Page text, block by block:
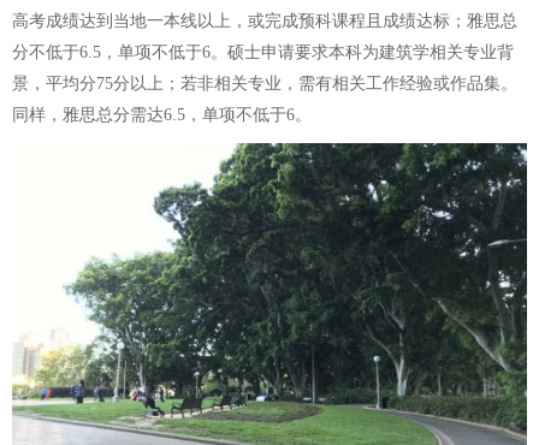
高考成绩达到当地一本线以上，或完成预科课程且成绩达标；雅思总
分不低于6.5，单项不低于6。硕士申请要求本科为建筑学相关专业背
景，平均分75分以上；若非相关专业，需有相关工作经验或作品集。
同样，雅思总分需达6.5，单项不低于6。